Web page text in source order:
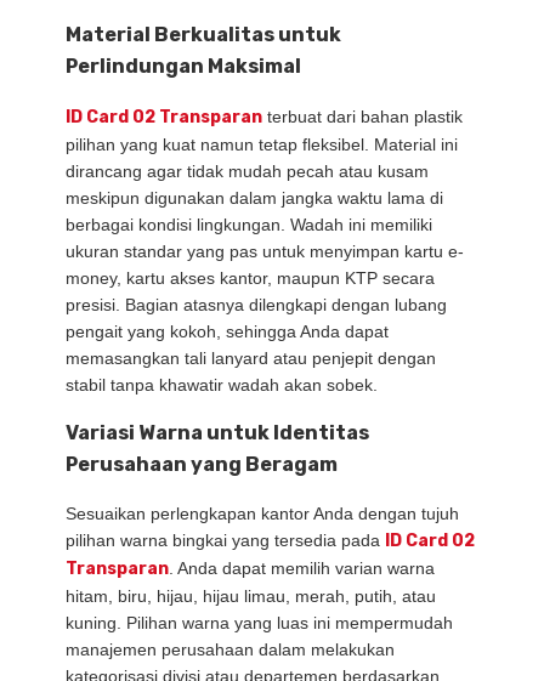
Material Berkualitas untuk
Perlindungan Maksimal
ID Card 02 Transparan terbuat dari bahan plastik
pilihan yang kuat namun tetap fleksibel. Material ini
dirancang agar tidak mudah pecah atau kusam
meskipun digunakan dalam jangka waktu lama di
berbagai kondisi lingkungan. Wadah ini memiliki
ukuran standar yang pas untuk menyimpan kartu e-
money, kartu akses kantor, maupun KTP secara
presisi. Bagian atasnya dilengkapi dengan lubang
pengait yang kokoh, sehingga Anda dapat
memasangkan tali lanyard atau penjepit dengan
stabil tanpa khawatir wadah akan sobek.
Variasi Warna untuk Identitas
Perusahaan yang Beragam
Sesuaikan perlengkapan kantor Anda dengan tujuh
pilihan warna bingkai yang tersedia pada
ID Card 02
Transparan. Anda dapat memilih varian warna
hitam, biru, hijau, hijau limau, merah, putih, atau
kuning. Pilihan warna yang luas ini mempermudah
manajemen perusahaan dalam melakukan
kategorisasi divisi atau departemen berdasarkan